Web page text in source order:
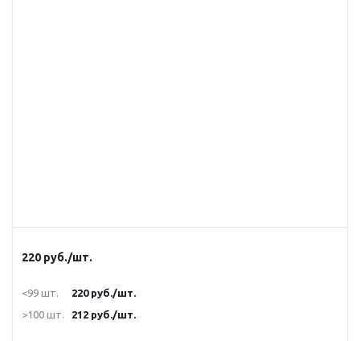
220 руб./шт.
<99 шт. 220руб./шт.
>100 шт.
212 руб./шт.